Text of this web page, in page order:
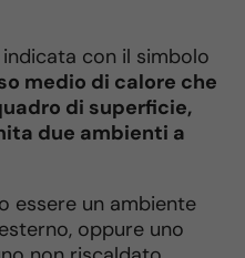
con il simbolo
medio di calore che
di superficie,
due ambienti a
essere un ambiente
oppure uno